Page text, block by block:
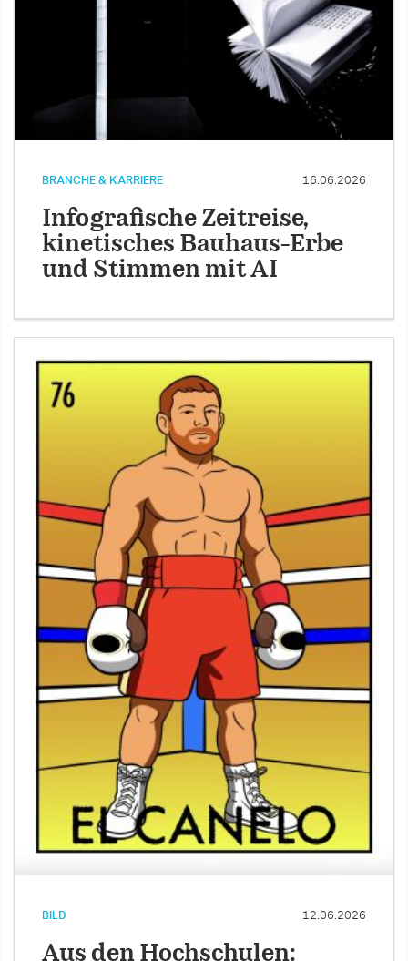
BRANCHE & KARRIERE 16.06.2026
Infografische Zeitreise,
kinetisches Bauhaus-Erbe
und Stimmen mit AI
BILD 12.06.2026
Aus den Hochschulen: